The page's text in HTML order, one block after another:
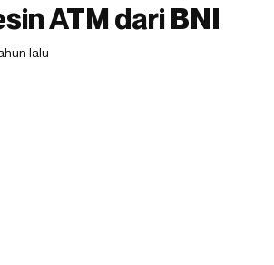
ATM dari BNI
lalu